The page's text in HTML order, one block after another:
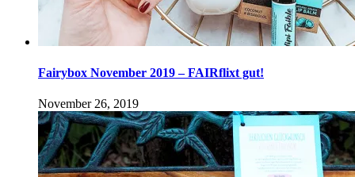
Fairybox November 2019 – FAIRflixt gut!
November 26, 2019